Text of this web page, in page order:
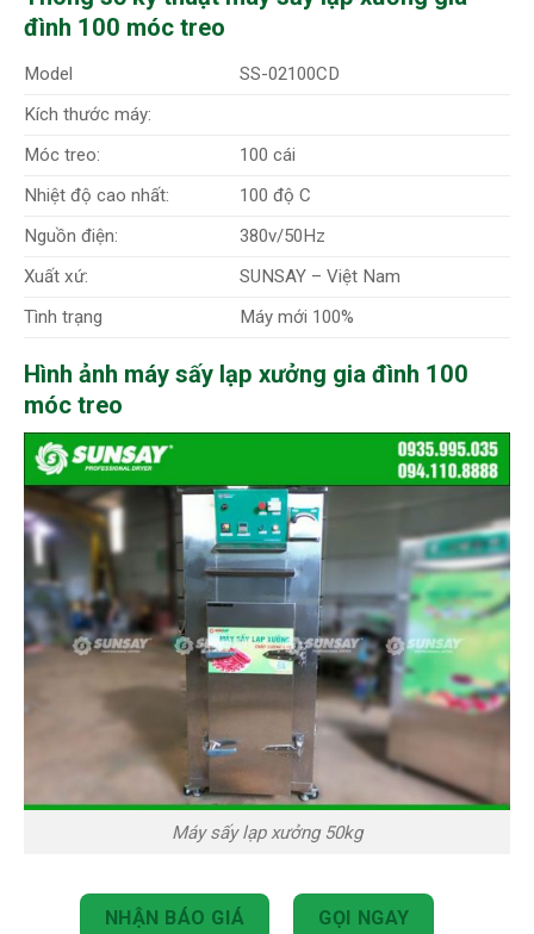
đình 100 móc treo
Model
SS-02100CD
Kích thước máy:
Móc treo:
100 cái
Nhiệt độ cao nhất:
100 độ C
Nguồn điện:
380v/50Hz
Xuất xứ:
SUNSAY – Việt Nam
Tình trạng
Máy mới 100%
Hình ảnh máy sấy lạp xưởng gia đình 100
móc treo
Máy sấy lạp xưởng 50kg
NHẬN BÁO GIÁ GỌI NGAY